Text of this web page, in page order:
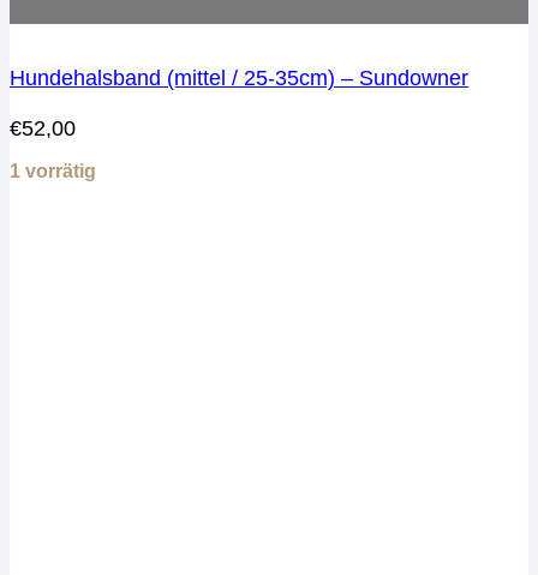
Hundehalsband (mittel / 25-35cm) – Sundowner
€52,00
1 vorrätig